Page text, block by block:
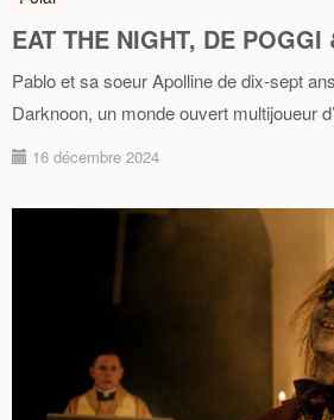
EAT THE NIGHT, DE POGGI
Pablo et sa soeur Apolline de dix-sept
Darknoon, un monde ouvert multijoueur
16 décembre 2024